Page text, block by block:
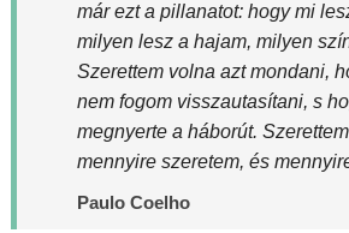
már ezt a pillanatot: hogy mi
milyen lesz a hajam, milyen
Szerettem volna azt mondani,
nem fogom visszautasítani, s
megnyerte a háborút.
mennyire szeretem, és
Paulo Coelho